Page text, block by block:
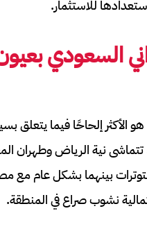
للاستثمار.
السعودي
الأكثر إلحاحًا فيما يتعلق
تتماشى نية الرياض وطهران
بينهما بشكل عام مع
نشوب صراع في المنطقة.